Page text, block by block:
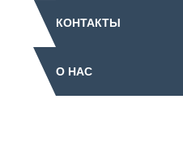
КОНТАКТЫ
О НАС